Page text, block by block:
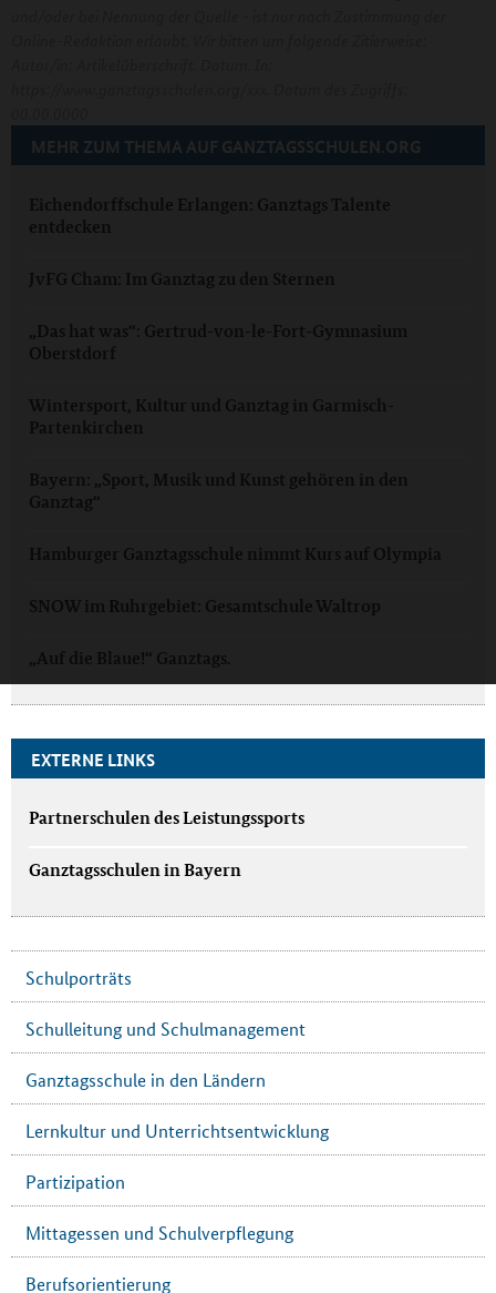
MEHR ZUM THEMA AUF GANZTAGSSCHULEN.ORG
Eichendorffschule Erlangen: Ganztags Talente
entdecken
JvFG Cham: Im Ganztag zu den Sternen
„Das hat was“: Gertrud-von-le-Fort-Gymnasium
Oberstdorf
Wintersport, Kultur und Ganztag in Garmisch-
Partenkirchen
Bayern: „Sport, Musik und Kunst gehören in den
Ganztag“
Hamburger Ganztagsschule nimmt Kurs auf Olympia
SNOW im Ruhrgebiet: Gesamtschule Waltrop
„Auf die Blaue!“ Ganztags.
EXTERNE LINKS
Partnerschulen des Leistungssports
Ganztagsschulen in Bayern
Schulporträts
Schulleitung und Schulmanagement
Ganztagsschule in den Ländern
Lernkultur und Unterrichtsentwicklung
Partizipation
Mittagessen und Schulverpflegung
Berufsorientierung